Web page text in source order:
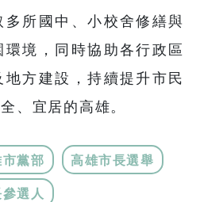
所國中、小校舍修繕與
境，同時協助各行政區
方建設，持續提升市民
、宜居的高雄。
黨部 高雄市長選舉
選人